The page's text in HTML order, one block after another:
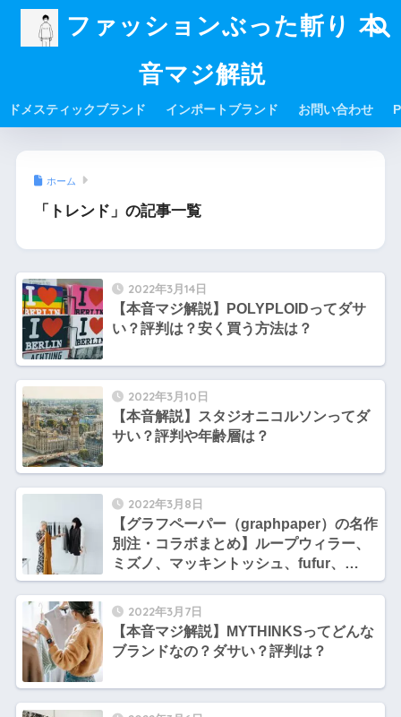
ファッションぶった斬り 本
音マジ解説
ドメスティックブランド インポートブランド お問い合わせ
ホーム
「トレンド」の記事一覧
2022年3月14日
【本音マジ解説】POLYPLOIDってダサ
い？評判は？安く買う方法は？
2022年3月10日
【本音解説】スタジオニコルソンってダ
サい？評判や年齢層は？
2022年3月8日
【グラフペーパー（graphpaper）の名作
別注・コラボまとめ】ループウィラー、
ミズノ、マッキントッシュ、fufur、
isness、aton、daiwaなどの名だたる名
作を総まとめ！
2022年3月7日
【本音マジ解説】MYTHINKSってどんな
ブランドなの？ダサい？評判は？